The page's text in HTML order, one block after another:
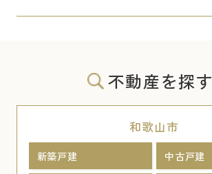
不動産を探す
和歌山市
新築戸建 中古戸建